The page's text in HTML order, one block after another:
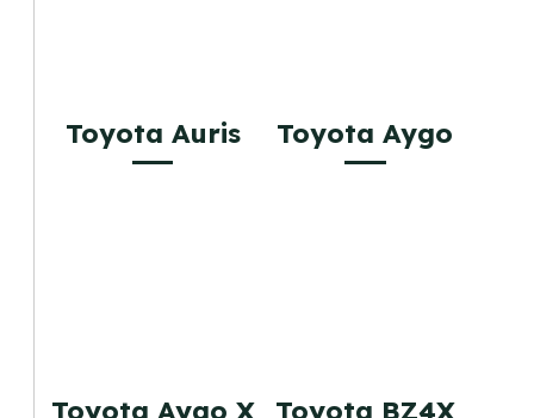
Toyota Auris Toyota Aygo
Toyota Aygo X
Toyota BZ4X